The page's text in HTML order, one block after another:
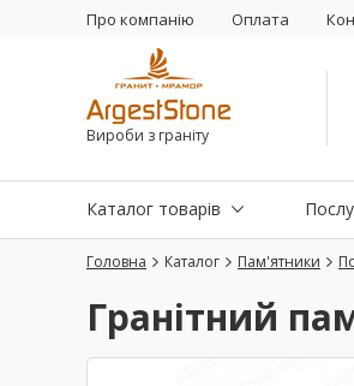
Про компанію Оплата
Вироби з граніту
Каталог товарів
Головна Каталог Пам'ятники
Гранітний